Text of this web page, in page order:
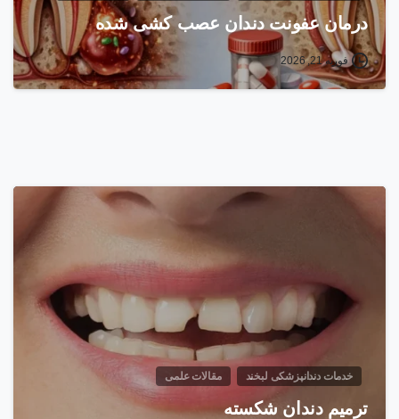
درمان عفونت دندان عصب‌ کشی شده
فوریه 21, 2026
خدمات دندانپزشکی لبخند مقالات علمی
ترمیم دندان شکسته